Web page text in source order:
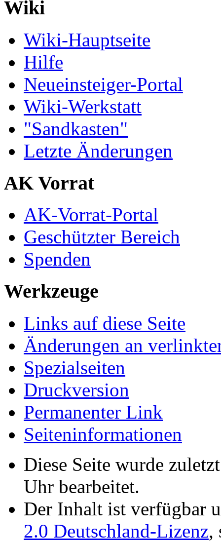
Wiki
Wiki-Hauptseite
Hilfe
Neueinsteiger-Portal
Wiki-Werkstatt
"Sandkasten"
Letzte Änderungen
AK Vorrat
AK-Vorrat-Portal
Geschützter Bereich
Spenden
Werkzeuge
Links auf diese Seite
Änderungen an
Spezialseiten
Druckversion
Permanenter Link
Seiten­­informationen
Diese Seite wurde
Uhr bearbeitet.
Der Inhalt ist verfügbar
2.0 Deutschland-Lizenz,